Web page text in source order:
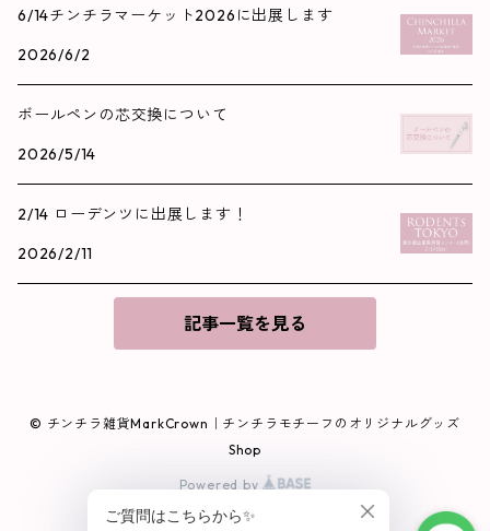
6/14チンチラマーケット2026に出展します
2026/6/2
ボールペンの芯交換について
2026/5/14
2/14 ローデンツに出展します！
2026/2/11
記事一覧を見る
© チンチラ雑貨MarkCrown｜チンチラモチーフのオリジナルグッズ
Shop
Powered by